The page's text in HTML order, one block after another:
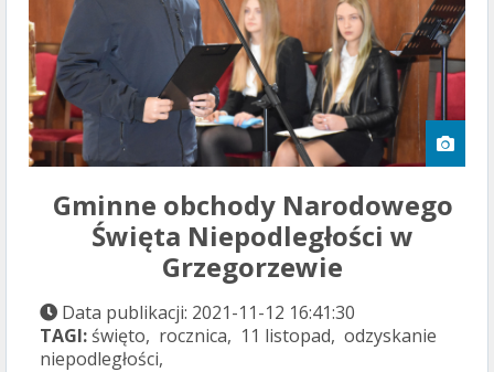
Gminne obchody Narodowego
Święta Niepodległości w
Grzegorzewie
Data publikacji: 2021-11-12 16:41:30
TAGI: święto, rocznica, 11 listopad, odzyskanie
niepodległości,